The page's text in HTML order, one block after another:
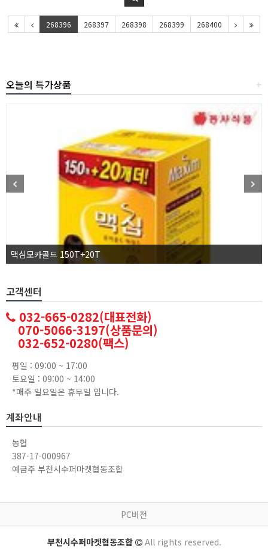
268396 268397 268398 268399 268400
+
오늘의 특가상품
맥심모카골드 150T+20T
고객센터
032-665-0282(대표전화)
070-5066-3197(상품문의)
032-652-0280(팩스)
평일 : 09:00 ~ 17:00
토요일 : 09:00 ~ 14:00
*매주 일요일은 휴무일 입니다.
계좌안내
농협
387-17-000967
예금주 부천시수퍼마켓협동조합
PC버전
부천시수퍼마켓협동조합 All rights reserved.